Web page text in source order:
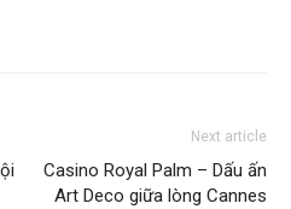
Next article
Casino Royal Palm – Dấu ấn
Art Deco giữa lòng Cannes